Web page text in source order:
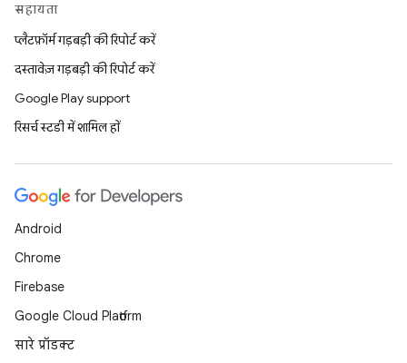
सहायता
प्लैटफ़ॉर्म गड़बड़ी की रिपोर्ट करें
दस्तावेज़ गड़बड़ी की रिपोर्ट करें
Google Play support
रिसर्च स्टडी में शामिल हों
Android
Chrome
Firebase
Google Cloud Platform
सारे प्रॉडक्ट